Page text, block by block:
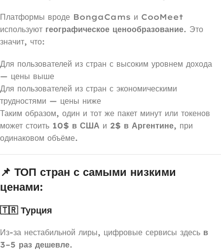
Платформы вроде BongaCams и CooMeet
используют географическое ценообразование. Это
значит, что:
Для пользователей из стран с высоким уровнем дохода
— цены выше
Для пользователей из стран с экономическими
трудностями — цены ниже
Таким образом, один и тот же пакет минут или токенов
может стоить 10$ в США и 2$ в Аргентине, при
одинаковом объёме.
📌 ТОП стран с самыми низкими
ценами:
🇹🇷 Турция
Из-за нестабильной лиры, цифровые сервисы здесь в
3–5 раз дешевле.